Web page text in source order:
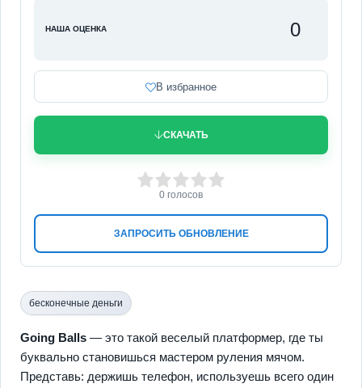
НАША ОЦЕНКА 0
В избранное
СКАЧАТЬ
ЗАПРОСИТЬ ОБНОВЛЕНИЕ
3 4 5
0 голосов
бесконечные деньги
Going Balls — это такой веселый платформер, где ты
буквально становишься мастером руления мячом.
Представь: держишь телефон, используешь всего один